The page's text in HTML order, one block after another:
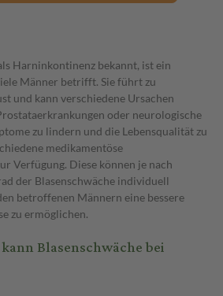
Harninkontinenz bekannt, ist ein
Männer betrifft. Sie führt zu
und kann verschiedene Ursachen
oder neurologische
zu lindern und die Lebensqualität zu
medikamentöse
Verfügung. Diese können je nach
der Blasenschwäche individuell
betroffenen Männern eine bessere
zu ermöglichen.
Blasenschwäche bei